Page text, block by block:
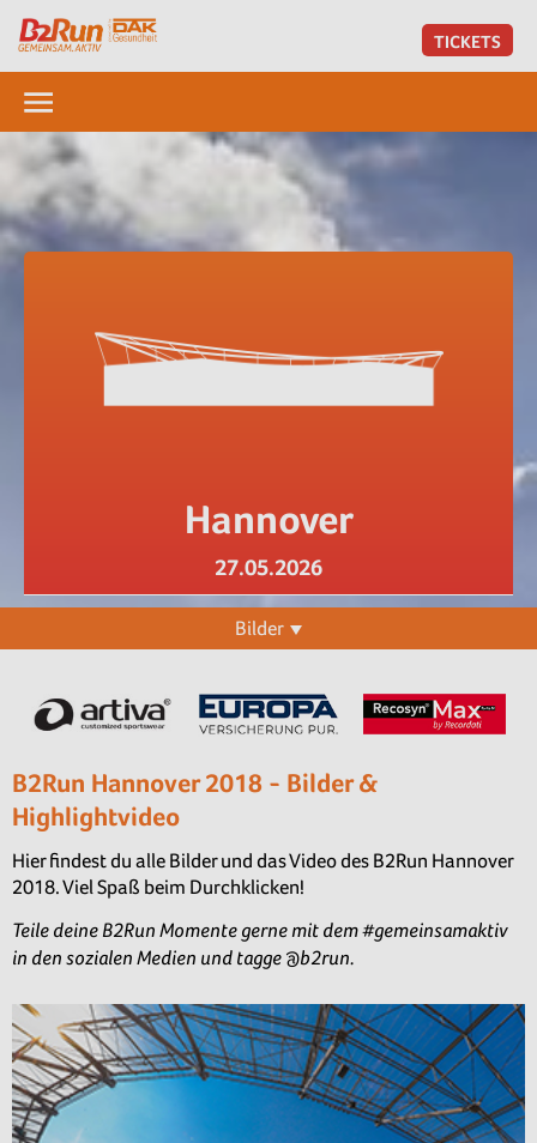
TICKETS
Hannover
27.05.2026
Bilder
B2Run Hannover 2018 - Bilder &
Highlightvideo
Hier findest du alle Bilder und das Video des B2Run Hannover
2018. Viel Spaß beim Durchklicken!
Teile deine B2Run Momente gerne mit dem #gemeinsamaktiv
in den sozialen Medien und tagge @b2run.